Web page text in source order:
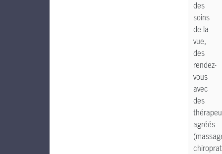
des
soins
de la
vue,
des
rendez-
vous
avec
des
agréés